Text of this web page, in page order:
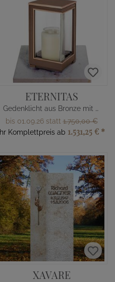
ETERNITAS
Gedenklicht aus Bronze mit Sockel & Schrift
bis 01.09.26 statt1.750,00 €
Ihr Komplettpreis ab 1.531,25 € *
XAVARE